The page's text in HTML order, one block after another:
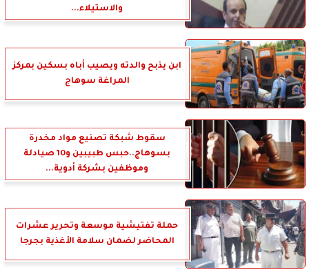
والاستيلاء...
ابن يذبح والدته ويصيب أباه بسكين بمركز
المراغة سوهاج
سقوط شبكة تصنيع مواد مخدرة
بسوهاج..حبس طبيبين و10 صيادلة
وموظفين بشركة أدوية...
حملة تفتيشية موسعة وتحرير عشرات
المحاضر لضمان سلامة الأغذية بجرجا